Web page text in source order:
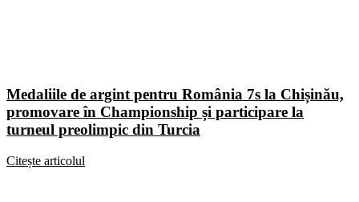
Medaliile de argint pentru România 7s la Chișinău,
promovare în Championship și participare la
turneul preolimpic din Turcia
Citește articolul